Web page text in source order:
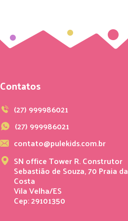
Contatos
(27) 999986021
(27) 999986021
contato@pulekids.com.br
SN office Tower R. Construtor
Sebastião de Souza, 70 Praia da
Costa
Vila Velha/ES
Cep: 29101350